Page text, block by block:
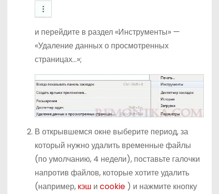
и перейдите в раздел «Инструменты» —
«Удаление данных о просмотренных
страницах…»;
В открывшемся окне выберите период, за
который нужно удалить временные файлы
(по умолчанию, 4 недели), поставьте галочки
напротив файлов, которые хотите удалить
(например, кэш и cookie ) и нажмите кнопку